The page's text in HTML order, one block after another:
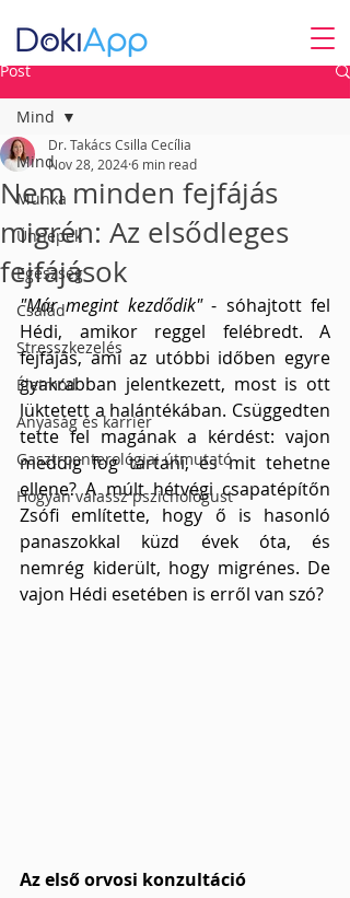
Post
Mind
Munka
Ünnepek
Egészség
Család
Stresszkezelés
Életmód
Anyaság és karrier
Gasztroenterológiai útmutató
Hogyan válassz pszichológust
Mind
Nem minden fejfájás
migrén: Az elsődleges
fejfájások
Dr. Takács Csilla Cecília
Nov 28, 20246 min read
"Már megint kezdődik" - sóhajtott fel
Hédi, amikor reggel felébredt. A
fejfájás, ami az utóbbi időben egyre
gyakrabban jelentkezett, most is ott
lüktetett a halántékában. Csüggedten
tette fel magának a kérdést: vajon
meddig fog tartani, és mit tehetne
ellene? A múlt hétvégi csapatépítőn
Zsófi említette, hogy ő is hasonló
panaszokkal küzd évek óta, és
nemrég kiderült, hogy migrénes. De
vajon Hédi esetében is erről van szó?
Az első orvosi konzultáció